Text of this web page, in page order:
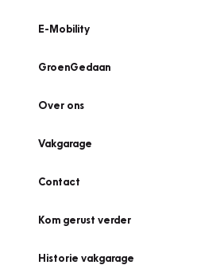
E-Mobility
GroenGedaan
Over ons
Vakgarage
Contact
Kom gerust verder
Historie vakgarage